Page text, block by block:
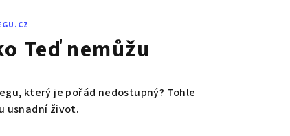
Teď nemůžu
který je pořád nedostupný? Tohle
usnadní život.